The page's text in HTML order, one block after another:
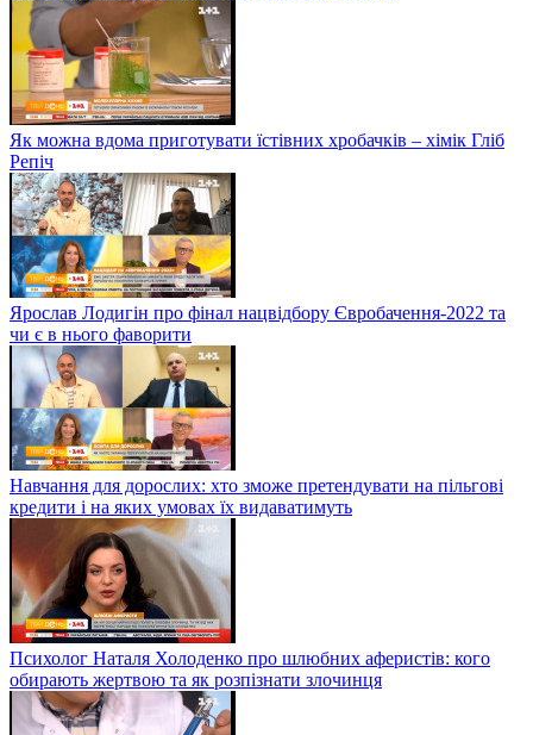
Як можна вдома приготувати їстівних хробачків – хімік Гліб
Репіч
Ярослав Лодигін про фінал нацвідбору Євробачення-2022 та
чи є в нього фаворити
Навчання для дорослих: хто зможе претендувати на пільгові
кредити і на яких умовах їх видаватимуть
Психолог Наталя Холоденко про шлюбних аферистів: кого
обирають жертвою та як розпізнати злочинця